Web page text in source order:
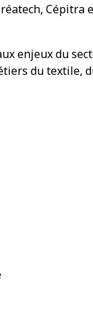
Cépitra
enjeux du
du textile,